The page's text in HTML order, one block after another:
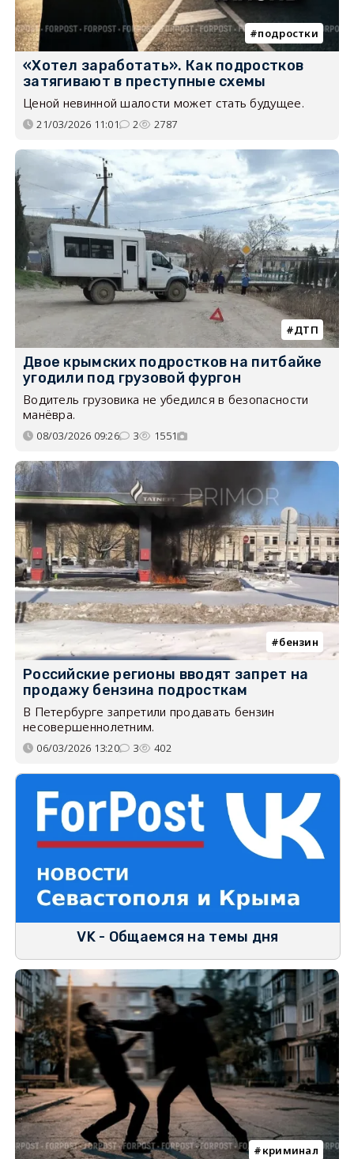
подростки
«Хотел заработать». Как подростков
затягивают в преступные схемы
Ценой невинной шалости может стать будущее.
21/03/2026 11:01 2 2787
ДТП
Двое крымских подростков на питбайке
угодили под грузовой фургон
Водитель грузовика не убедился в безопасности
манёвра.
08/03/2026 09:26 3 1551
бензин
Российские регионы вводят запрет на
продажу бензина подросткам
В Петербурге запретили продавать бензин
несовершеннолетним.
06/03/2026 13:20 3 402
VK - Общаемся на темы дня
криминал